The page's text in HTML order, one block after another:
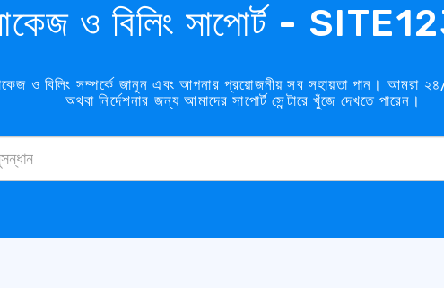
ও বিলিং সাপোর্ট -
ও বিলিং সম্পর্কে জানুন এবং আপনার প্রয়োজনীয় সব সহায়তা পান। আমরা
অথবা নির্দেশনার জন্য আমাদের সাপোর্ট সেন্টারে খুঁজে দেখতে পারেন।